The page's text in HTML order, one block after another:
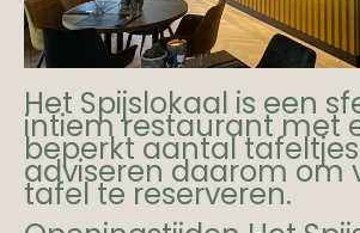
Het Spijslokaal is een
intiem restaurant met
beperkt aantal
adviseren daarom om
tafel te reserveren.